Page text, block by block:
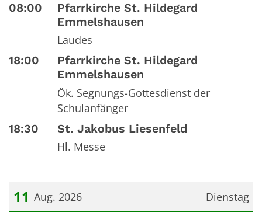
08:00
Pfarrkirche St. Hildegard
Emmelshausen
Laudes
18:00
Pfarrkirche St. Hildegard
Emmelshausen
Ök. Segnungs-Gottesdienst der
Schulanfänger
18:30 St. Jakobus Liesenfeld
Hl. Messe
Dienstag
11 Aug. 2026